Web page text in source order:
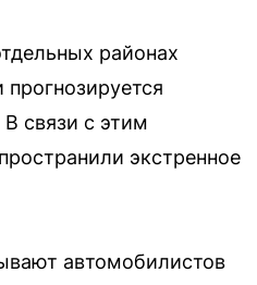
районах
В связи с этим
экстренное
автомобилистов